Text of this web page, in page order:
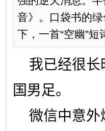
音》。口袋书的
下，一首“空幽”
我已经很
国男足。
微信中意外